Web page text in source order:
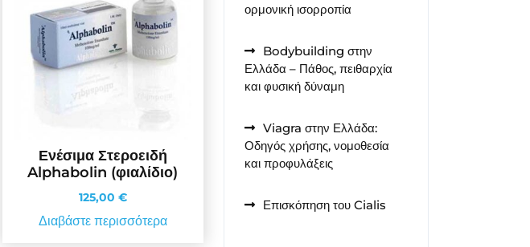
Ενέσιμα Στεροειδή
Alphabolin (φιαλίδιο)
125,00 €
Διαβάστε περισσότερα
ορμονική ισορροπία
Bodybuilding στην
Ελλάδα – Πάθος, πειθαρχία
και φυσική δύναμη
Viagra στην Ελλάδα:
Οδηγός χρήσης, νομοθεσία
και προφυλάξεις
Επισκόπηση του Cialis